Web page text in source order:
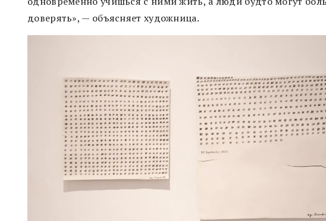
доверять», — объясняет художница.